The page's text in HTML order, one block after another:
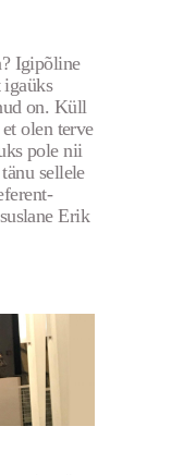
Igipõline
on. Küll
olen terve
pole nii
sellele
Erik